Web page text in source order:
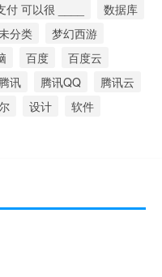
付 可以很 ____
数据库
分类
梦幻西游
百度
百度云
腾讯 腾讯QQ
腾讯云
设计
软件